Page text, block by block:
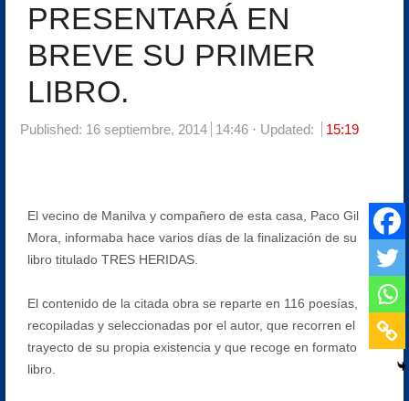
PRESENTARÁ EN
BREVE SU PRIMER
LIBRO.
Published: 16 septiembre, 2014 14:46 Updated: 15:19
El vecino de Manilva y compañero de esta casa, Paco Gil
Mora, informaba hace varios días de la finalización de su
libro titulado TRES HERIDAS.
El contenido de la citada obra se reparte en 116 poesías,
recopiladas y seleccionadas por el autor, que recorren el
trayecto de su propia existencia y que recoge en formato
libro.